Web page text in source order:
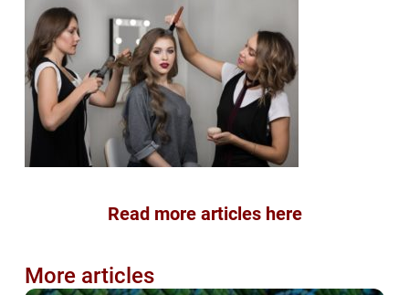
Read more articles here
More articles